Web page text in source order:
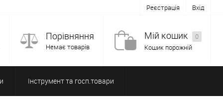
Реєстрація Вхід
Порівняння
Немає товарів
Мій кошик
0
Кошик порожній
Інструмент та госп.товари